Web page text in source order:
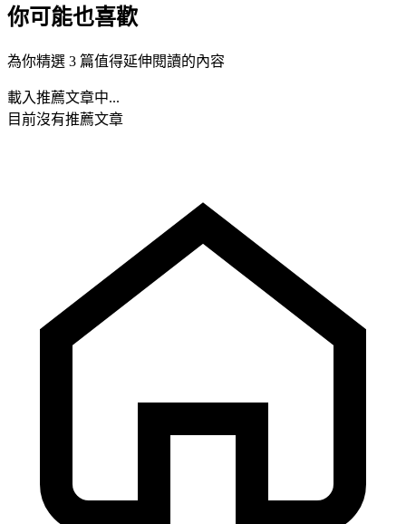
你可能也喜歡
為你精選 3 篇值得延伸閱讀的內容
載入推薦文章中...
目前沒有推薦文章